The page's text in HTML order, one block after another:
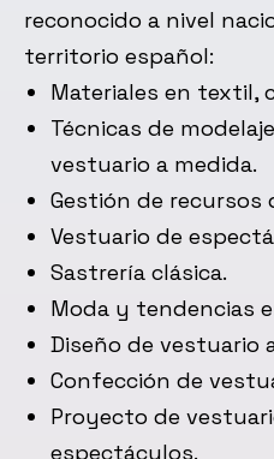
reconocido a nivel
territorio español:
Materiales en textil,
Técnicas de
vestuario a medida.
Gestión de recursos
Vestuario de
Sastrería clásica.
Moda y tendencias
Diseño de vestuario
Confección de
Proyecto de
espectáculos.